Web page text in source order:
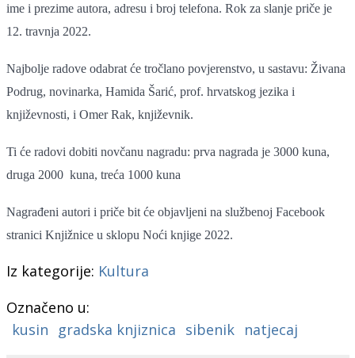
ime i prezime autora, adresu i broj telefona. Rok za slanje priče je
12. travnja 2022.
Najbolje radove odabrat će tročlano povjerenstvo, u sastavu: Živana
Podrug, novinarka, Hamida Šarić, prof. hrvatskog jezika i
književnosti, i Omer Rak, književnik.
Ti će radovi dobiti novčanu nagradu: prva nagrada je 3000 kuna,
druga 2000 kuna, treća 1000 kuna
Nagrađeni autori i priče bit će objavljeni na službenoj Facebook
stranici Knjižnice u sklopu Noći knjige 2022.
Iz kategorije: Kultura
Označeno u:
kusin
gradska knjiznica sibenik natjecaj